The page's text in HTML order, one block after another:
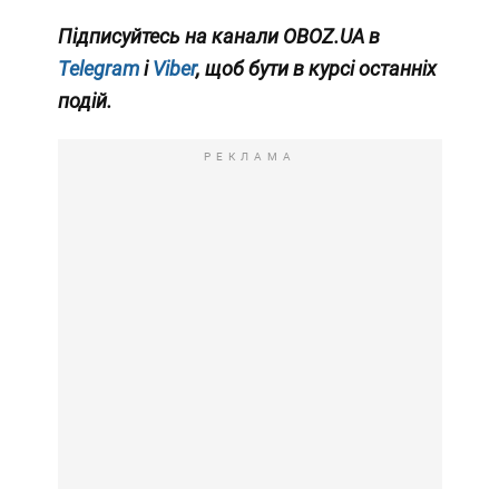
Підписуйтесь на канали OBOZ.UAв
TelegramіViber, щоб бути в курсі останніх
подій.
РЕКЛАМА